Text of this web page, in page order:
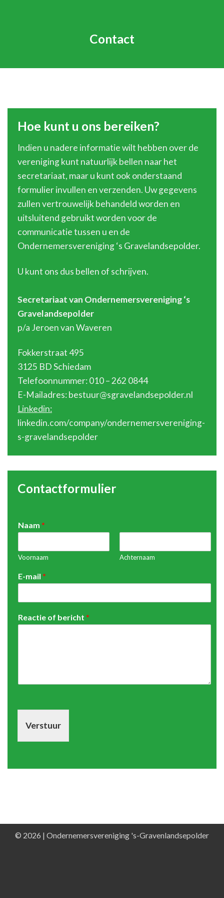
Contact
Hoe kunt u ons bereiken?
Indien u nadere informatie wilt hebben over de
vereniging kunt natuurlijk bellen naar het
secretariaat, maar u kunt ook onderstaand
formulier invullen en verzenden. Uw gegevens
zullen vertrouwelijk behandeld worden en
uitsluitend gebruikt worden voor de
communicatie tussen u en de
Ondernemersvereniging ‘s Gravelandsepolder.
U kunt ons dus bellen of schrijven.
Secretariaat van Ondernemersvereniging ‘s
Gravelandsepolder
p/a Jeroen van Waveren
Fokkerstraat 495
3125 BD Schiedam
Telefoonnummer: 010 – 262 0844
E-Mailadres: bestuur@sgravelandsepolder.nl
Linkedin:
linkedin.com/company/ondernemersvereniging-
s-gravelandsepolder
Contactformulier
Naam *
Voornaam Achternaam
E-mail *
Reactie of bericht *
Verstuur
© 2026 | Ondernemersvereniging 's-Gravenlandsepolder